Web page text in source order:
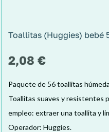
Toallitas (Huggies) bebé
2,08 €
Paquete de 56 toallitas
Toallitas suaves y resistentes
empleo: extraer una toallita y
Operador: Huggies.